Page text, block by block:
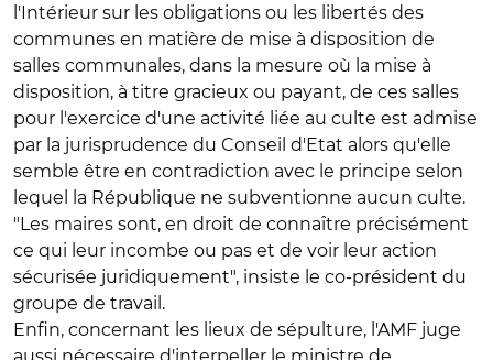
l'Intérieur sur les obligations ou les libertés des
communes en matière de mise à disposition de
salles communales, dans la mesure où la mise à
disposition, à titre gracieux ou payant, de ces salles
pour l'exercice d'une activité liée au culte est admise
par la jurisprudence du Conseil d'Etat alors qu'elle
semble être en contradiction avec le principe selon
lequel la République ne subventionne aucun culte.
"Les maires sont, en droit de connaître précisément
ce qui leur incombe ou pas et de voir leur action
sécurisée juridiquement", insiste le co-président du
groupe de travail.
Enfin, concernant les lieux de sépulture, l'AMF juge